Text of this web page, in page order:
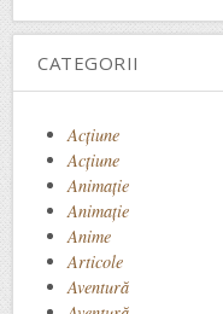
CATEGORII
Acţiune
Acțiune
Animaţie
Animație
Anime
Articole
Aventură